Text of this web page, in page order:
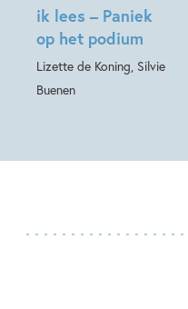
ik lees – Paniek
op het podium
Lizette de Koning, Silvie
Buenen